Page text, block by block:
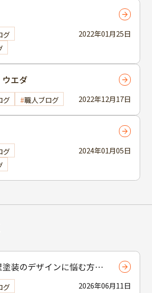
装のデザインに悩む方へ
を防ぐポイント
2026年06月11日
グ
2022年01月25日
グ
2022年12月17日
エダ
グ 職人ブログ
2024年01月05日
グ